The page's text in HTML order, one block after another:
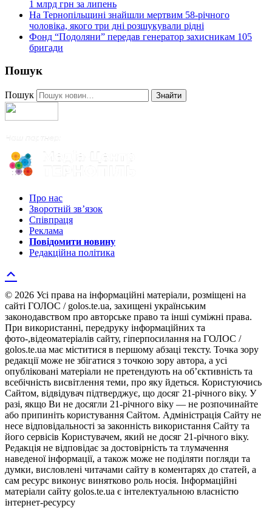
1 млрд грн за липень
На Тернопільщині знайшли мертвим 58-річного
чоловіка, якого три дні розшукували рідні
Фонд “Подоляни” передав генератор захисникам 105
бригади
Пошук
Пошук Знайти
Про нас
Зворотній зв’язок
Співпраця
Реклама
Повідомити новину
Редакційна політика
© 2026 Усі права на інформаційні матеріали, розміщені на
сайті ГОЛОС / golos.te.ua, захищені українським
законодавством про авторське право та інші суміжні права.
При використанні, передруку інформаційних та
фото-,відеоматеріалів сайту, гіперпосилання на ГОЛОС /
golos.te.ua має міститися в першому абзаці тексту. Точка зору
редакції може не збігатися з точкою зору автора, а усі
опубліковані матеріали не претендують на об’єктивність та
всебічність висвітлення теми, про яку йдеться. Користуючись
Сайтом, відвідувач підтверджує, що досяг 21-річного віку. У
разі, якщо Ви не досягли 21-річного віку — не розпочинайте
або припиніть користування Сайтом. Адміністрація Сайту не
несе відповідальності за законність використання Сайту та
його сервісів Користувачем, який не досяг 21-річного віку.
Редакція не відповідає за достовірність та тлумачення
наведеної інформації, а також може не поділяти погляди та
думки, висловлені читачами сайту в коментарях до статей, а
сам ресурс виконує винятково роль носія. Інформаційні
матеріали сайту golos.te.ua є інтелектуальною власністю
інтернет-ресурсу